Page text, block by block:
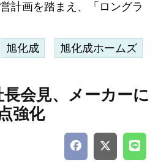
計画を踏まえ、「ロングラ
旭化成 旭化成ホームズ
会見、メーカーに
強化